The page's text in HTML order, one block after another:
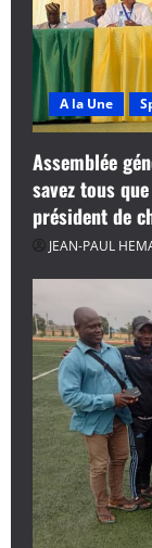
A la Une
Assemblée
savez tous
président de
JEAN-PAUL